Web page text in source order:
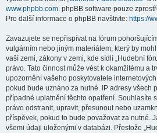
www.phpbb.com. phpBB software pouze
Pro další informace o phpBB navštivte: https://
Zavazujete se nepřispívat na fórum
vulgárním nebo jiným materiálem, který by
vaší zemi, zákony v zemi, kde sídlí „Hudební
právo. Tato činnost může vést k okamžitému a
upozornění vašeho poskytovatele
pokud bude uznáno za nutné. IP adresy všech
případné uplatnění těchto opatření. Souhlasíte
právo odstranit, upravit, přesunout nebo
příspěvek, pokud to bude považovat za nutné.
všemi údaji uloženými v databázi. Přestože